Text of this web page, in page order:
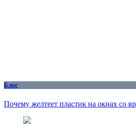
Блог
Почему желтеет пластик на окнах со